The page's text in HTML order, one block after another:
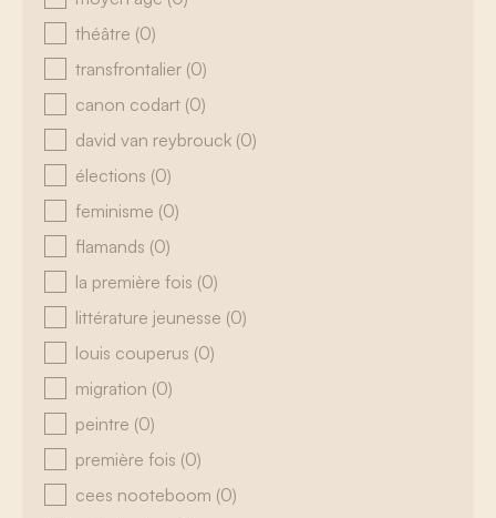
théâtre (0)
transfrontalier (0)
canon codart (0)
david van reybrouck (0)
élections (0)
feminisme (0)
flamands (0)
la première fois (0)
littérature jeunesse (0)
louis couperus (0)
migration (0)
peintre (0)
première fois (0)
cees nooteboom (0)